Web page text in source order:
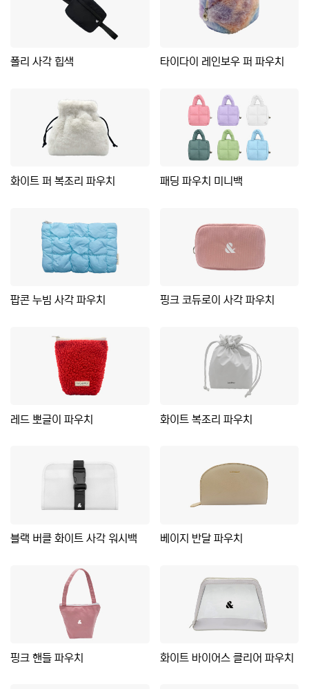
폴리 사각 힙색 타이다이 레인보우 퍼 파우치
화이트 퍼 복조리 파우치 패딩 파우치 미니백
팝콘 누빔 사각 파우치 핑크 코듀로이 사각 파우치
레드 뽀글이 파우치 화이트 복조리 파우치
블랙 버클 화이트 사각 워시백 베이지 반달 파우치
핑크 핸들 파우치 화이트 바이어스 클리어 파우치